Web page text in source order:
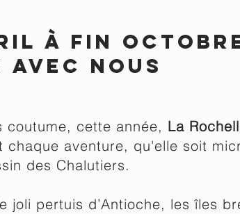
à fin
nous
coutume, cette année, La
chaque aventure, qu'elle soit
des Chalutiers.
joli pertuis d’Antioche, les îles